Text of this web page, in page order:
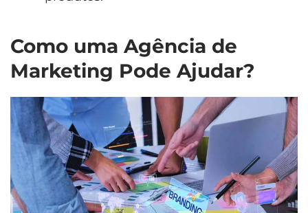
Como uma Agência de
Marketing Pode Ajudar?